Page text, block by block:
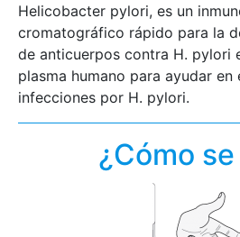
Helicobacter pylori, es un
cromatográfico rápido para la
de anticuerpos contra H. pylori
plasma humano para ayudar
infecciones por H. pylori.
¿Cómo